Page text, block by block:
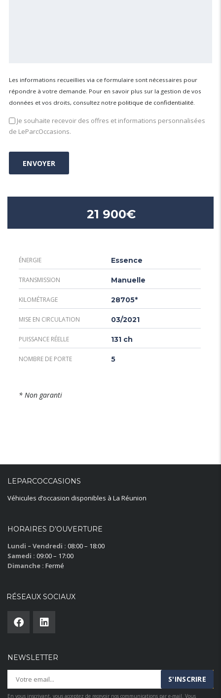
Les informations recueillies via ce formulaire sont nécessaires pour
répondre à votre demande. Pour en savoir plus sur la gestion de vos
données et vos droits, consultez notre politique de confidentialité.
Je souhaite recevoir des offres et informations personnalisées
de LeParcOccasions.
21 900€
ÉNERGIE Essence
TRANSMISSION Manuelle
KILOMÉTRAGE 28705*
MISE EN CIRCULATION 03/2021
PUISSANCE RÉELLE 131 ch
NOMBRE DE PORTE 5
* Non garanti
LEPARCOCCASIONS
Véhicules d’occasion disponibles à La Réunion
HORAIRES D’OUVERTURE
Lundi – Vendredi : 08:00 – 18:00
Samedi : 09:00 – 17:00
Dimanche : Fermé
RÉSEAUX SOCIAUX
NEWSLETTER
En vous inscrivant, vous acceptez de recevoir nos communications par e-mail. Vous